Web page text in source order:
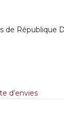
de République
d’envies